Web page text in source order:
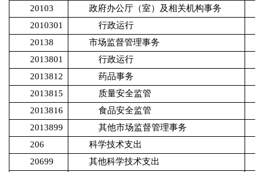
20103
政府办公厅（室）及相关机构事务
2010301
行政运行
20138
市场监督管理事务
2013801
行政运行
2013812
药品事务
2013815
质量安全监管
2013816
食品安全监管
2013899
其他市场监督管理事务
206
科学技术支出
20699
其他科学技术支出